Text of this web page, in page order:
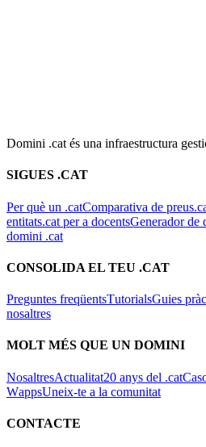
Domini .cat és una infraestructura
SIGUES .CAT
Per què un .catComparativa de preus
entitats.cat per a docentsGenerador de
domini .cat
CONSOLIDA EL TEU .CAT
Preguntes freqüentsTutorialsGuies
nosaltres
MOLT MÉS QUE UN DOMINI
NosaltresActualitat20 anys del .cat
WappsUneix-te a la comunitat
CONTACTE